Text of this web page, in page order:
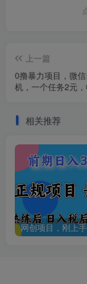
上一篇
0撸暴力项目，微
机，一个任务2元
相关推荐